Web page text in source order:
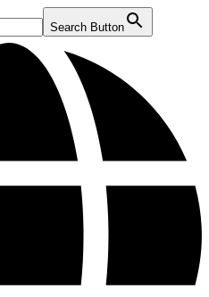
Search Button